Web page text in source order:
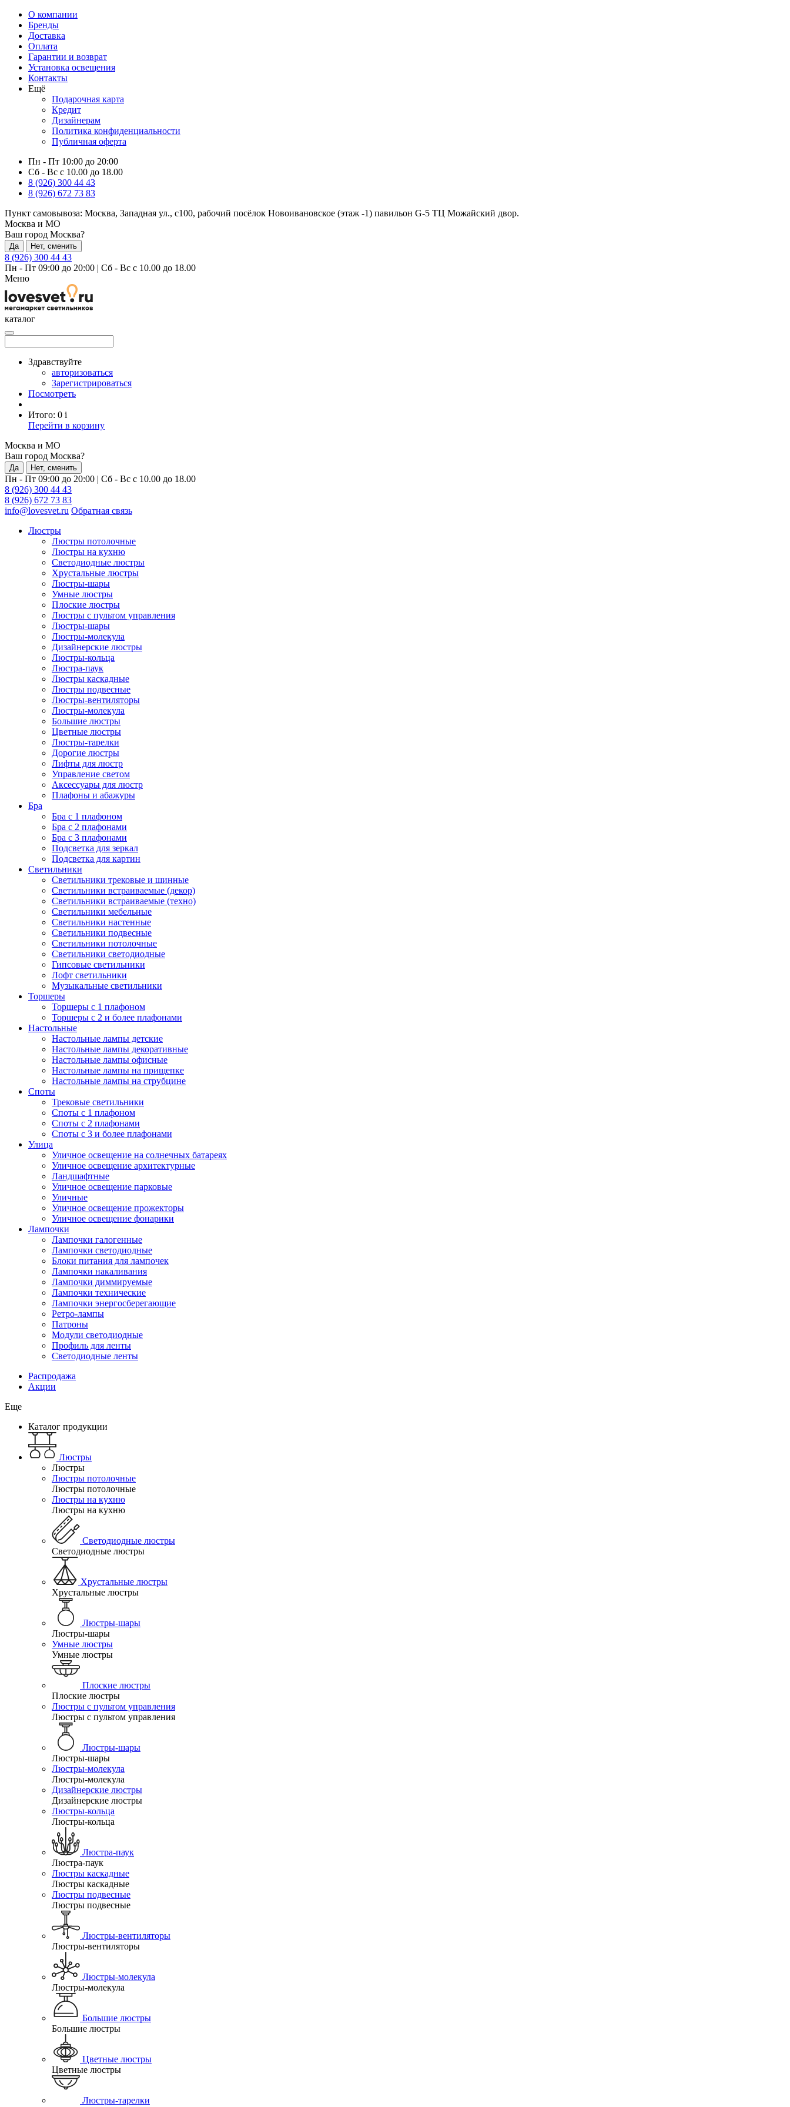
О компании
Бренды
Доставка
Оплата
Гарантии и возврат
Установка освещения
Контакты
Ещё
Подарочная карта
Кредит
Дизайнерам
Политика конфиденциальности
Публичная оферта
Пн - Пт 10:00 до 20:00
Сб - Вс с 10.00 до 18.00
8 (926) 300 44 43
8 (926) 672 73 83
Пункт самовывоза: Москва, Западная ул., с100, рабочий посёлок Новоивановское (этаж -1) павильон G-5 ТЦ Можайский двор.
Москва и МО
Ваш город Москва?
Да Нет, сменить
8 (926) 300 44 43
Пн - Пт 09:00 до 20:00 | Сб - Вс с 10.00 до 18.00
Меню
каталог
Здравствуйте
авторизоваться
Зарегистрироваться
Посмотреть
Итого: 0 i
Перейти в корзину
Москва и МО
Ваш город Москва?
Да Нет, сменить
Пн - Пт 09:00 до 20:00 | Сб - Вс с 10.00 до 18.00
8 (926) 300 44 43
8 (926) 672 73 83
info@lovesvet.ru Обратная связь
Люстры
Люстры потолочные
Люстры на кухню
Светодиодные люстры
Хрустальные люстры
Люстры-шары
Умные люстры
Плоские люстры
Люстры с пультом управления
Люстры-шары
Люстры-молекула
Дизайнерские люстры
Люстры-кольца
Люстра-паук
Люстры каскадные
Люстры подвесные
Люстры-вентиляторы
Люстры-молекула
Большие люстры
Цветные люстры
Люстры-тарелки
Дорогие люстры
Лифты для люстр
Управление светом
Аксессуары для люстр
Плафоны и абажуры
Бра
Бра с 1 плафоном
Бра с 2 плафонами
Бра с 3 плафонами
Подсветка для зеркал
Подсветка для картин
Светильники
Светильники трековые и шинные
Светильники встраиваемые (декор)
Светильники встраиваемые (техно)
Светильники мебельные
Светильники настенные
Светильники подвесные
Светильники потолочные
Светильники светодиодные
Гипсовые светильники
Лофт светильники
Музыкальные светильники
Торшеры
Торшеры с 1 плафоном
Торшеры с 2 и более плафонами
Настольные
Настольные лампы детские
Настольные лампы декоративные
Настольные лампы офисные
Настольные лампы на прищепке
Настольные лампы на струбцине
Споты
Трековые светильники
Споты с 1 плафоном
Споты с 2 плафонами
Споты с 3 и более плафонами
Улица
Уличное освещение на солнечных батареях
Уличное освещение архитектурные
Ландшафтные
Уличное освещение парковые
Уличные
Уличное освещение прожекторы
Уличное освещение фонарики
Лампочки
Лампочки галогенные
Лампочки светодиодные
Блоки питания для лампочек
Лампочки накаливания
Лампочки диммируемые
Лампочки технические
Лампочки энергосберегающие
Ретро-лампы
Патроны
Модули светодиодные
Профиль для ленты
Светодиодные ленты
Распродажа
Акции
Еще
Каталог продукции
Люстры
Люстры
Люстры потолочные
Люстры потолочные
Люстры на кухню
Люстры на кухню
Светодиодные люстры
Светодиодные люстры
Хрустальные люстры
Хрустальные люстры
Люстры-шары
Люстры-шары
Умные люстры
Умные люстры
Плоские люстры
Плоские люстры
Люстры с пультом управления
Люстры с пультом управления
Люстры-шары
Люстры-шары
Люстры-молекула
Люстры-молекула
Дизайнерские люстры
Дизайнерские люстры
Люстры-кольца
Люстры-кольца
Люстра-паук
Люстра-паук
Люстры каскадные
Люстры каскадные
Люстры подвесные
Люстры подвесные
Люстры-вентиляторы
Люстры-вентиляторы
Люстры-молекула
Люстры-молекула
Большие люстры
Большие люстры
Цветные люстры
Цветные люстры
Люстры-тарелки